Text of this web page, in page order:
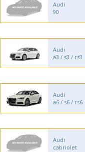
Audi
90
Audi
a3 / s3 / rs3
Audi
a6 / s6 / rs6
Audi
cabriolet